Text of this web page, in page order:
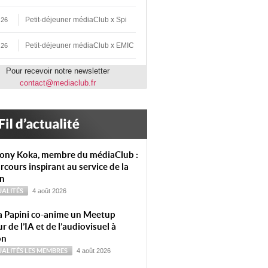
Petit-déjeuner médiaClub x Spi
Petit-déjeuner médiaClub x EMIC
Pour recevoir notre newsletter
contact@mediaclub.fr
Koka, membre du médiaClub :
inspirant au service de la
4 août 2026
Papini co-anime un Meetup
de l’IA et de l’audiovisuel à
LES MEMBRES 4 août 2026